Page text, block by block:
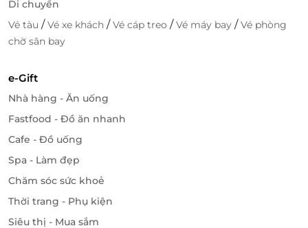
Di chuyển
Vé tàu /Vé xe khách /Vé cáp treo /Vé máy bay /Vé phòng
chờ sân bay
e-Gift
Nhà hàng - Ăn uống
Fastfood - Đồ ăn nhanh
Cafe - Đồ uống
Spa - Làm đẹp
Chăm sóc sức khoẻ
Thời trang - Phụ kiện
Siêu thị - Mua sắm